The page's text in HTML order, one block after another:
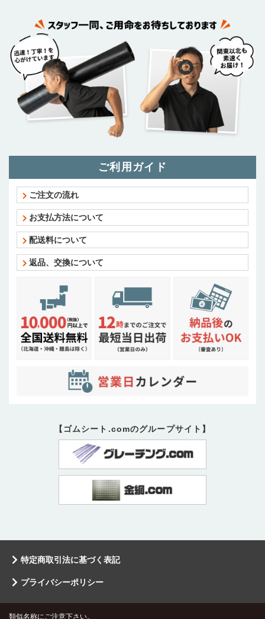
ご利用ガイド
ご注文の流れ
お支払方法について
配送料について
返品、交換について
【ゴムシート.comのグループサイト】
特定商取引法に基づく表記
プライバシーポリシー
類似名称にご注意下さい。